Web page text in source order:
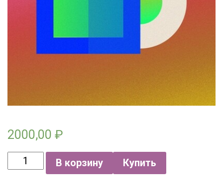
2000,00 ₽
Количество
товара
В корзину Купить